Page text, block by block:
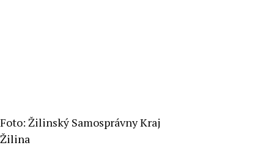
Foto: Žilinský Samosprávny Kraj
Žilina